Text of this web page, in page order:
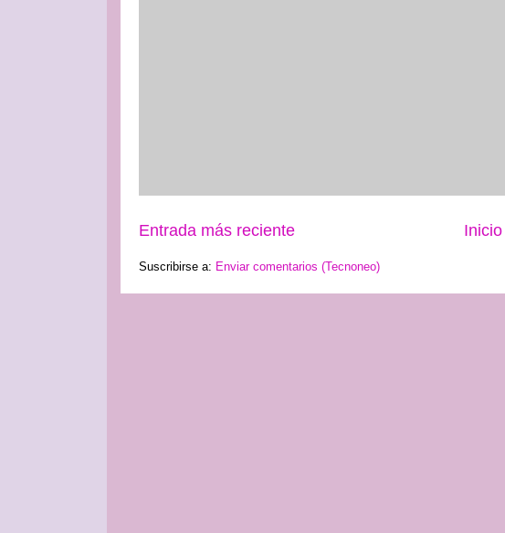
Entrada más reciente Inicio
Suscribirse a: Enviar comentarios (Tecnoneo)